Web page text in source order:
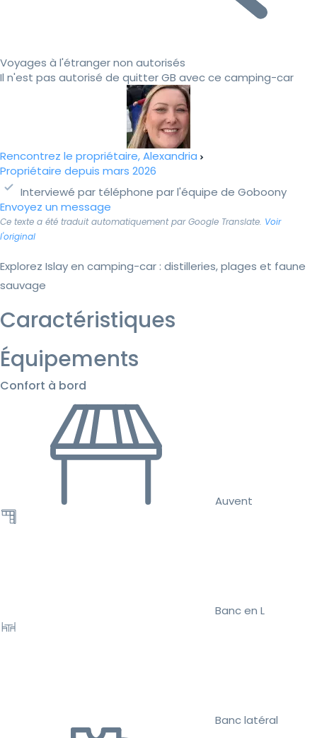
Voyages à l'étranger non autorisés
Il n'est pas autorisé de quitter GB avec ce camping-car
Rencontrez le propriétaire, Alexandria
Propriétaire depuis mars 2026
Interviewé par téléphone par l'équipe de Goboony
Envoyez un message
Ce texte a été traduit automatiquement par Google Translate. Voir
l'original
Explorez Islay en camping-car : distilleries, plages et faune
sauvage
Caractéristiques
Équipements
Confort à bord
Auvent
Banc en L
Banc latéral